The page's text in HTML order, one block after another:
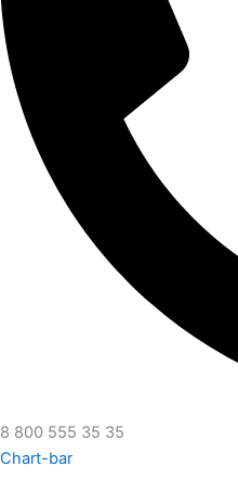
8 800 555 35 35
Chart-bar